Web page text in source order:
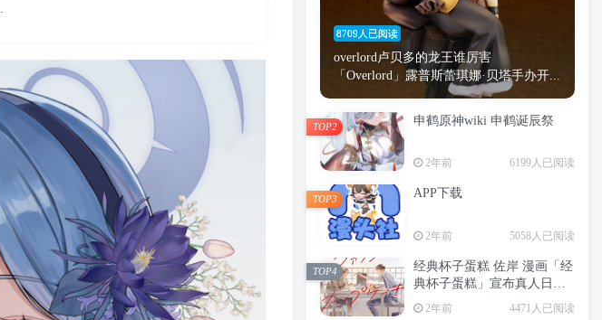
8709人已阅读
overlord卢贝多的龙王谁厉害
「Overlord」露普斯蕾琪娜·贝塔手办开...
申鹤原神wiki 申鹤诞辰祭
2年前 6199人已阅读
TOP2
APP下载
2年前 5058人已阅读
TOP3
经典杯子蛋糕 佐岸 漫画「经
典杯子蛋糕」宣布真人日剧
化
2年前 4471人已阅读
TOP4
间谍过家家 忍者 高木
进击的巨人 高岭
8709人已阅读
overlord卢贝多的龙王谁厉害
「Overlord」露普斯蕾琪娜·贝塔手办开...
TOP1
申鹤原神wiki 申鹤诞辰祭
TOP2